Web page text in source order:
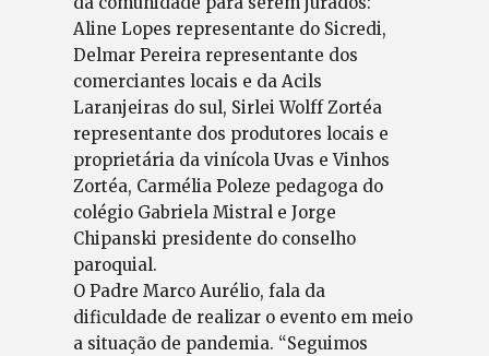
Aline Lopes representante do Sicredi,
Delmar Pereira representante dos
comerciantes locais e da Acils
Laranjeiras do sul, Sirlei Wolff Zortéa
representante dos produtores locais e
proprietária da vinícola Uvas e Vinhos
Zortéa, Carmélia Poleze pedagoga do
colégio Gabriela Mistral e Jorge
Chipanski presidente do conselho
paroquial.
O Padre Marco Aurélio, fala da
dificuldade de realizar o evento em meio
a situação de pandemia. “Seguimos